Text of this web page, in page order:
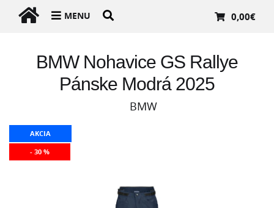
MENU 0,00€
BMW Nohavice GS Rallye
Pánske Modrá 2025
BMW
AKCIA
- 30 %